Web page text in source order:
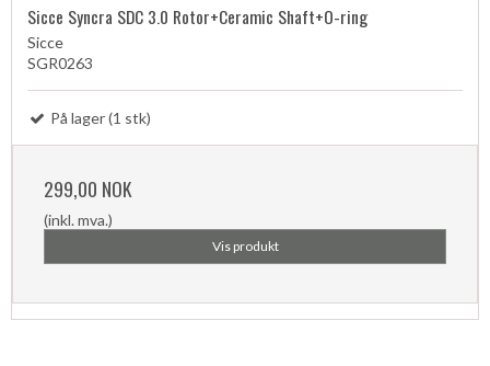
Sicce Syncra SDC 3.0 Rotor+Ceramic Shaft+O-ring
Sicce
SGR0263
På lager (1 stk)
299,00 NOK
(inkl. mva.)
Vis produkt